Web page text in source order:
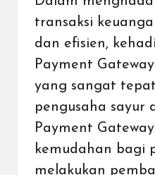
transaksi
dan efisien,
Payment
yang sangat
pengusaha sayur
Payment
kemudahan bagi
melakukan